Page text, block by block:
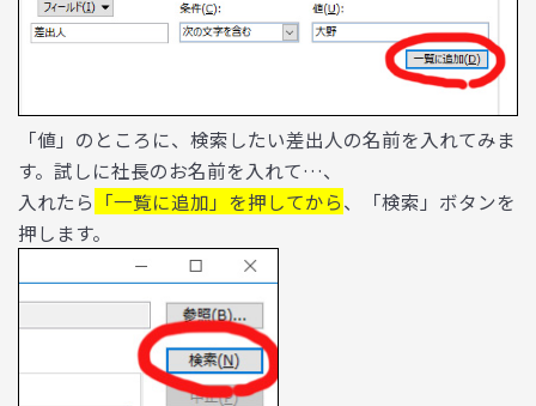
「値」のところに、検索したい差出人の名前を入れてみま
す。試しに社長のお名前を入れて…、
入れたら 「一覧に追加」を押してから、「検索」ボタンを
押します。